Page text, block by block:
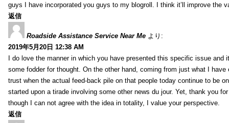
guys I have incorporated you guys to my blogroll. I think it’ll improve the
返信
Roadside Assistance Service Near Me より:
2019年5月20日 12:38 AM
I do love the manner in which you have presented this specific issue and
some fodder for thought. On the other hand, coming from just what I have
trust when the actual feed-back pile on that people today continue to be
started upon a tirade involving some other news du jour. Yet, thank you
though I can not agree with the idea in totality, I value your perspective.
返信